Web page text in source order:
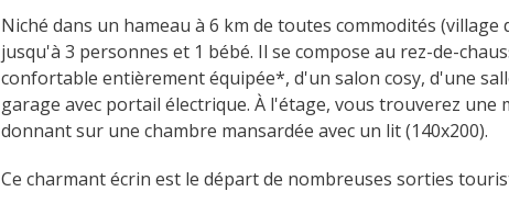
Niché dans un hameau à 6 km de toutes commodités (village
jusqu'à 3 personnes et 1 bébé. Il se compose au rez-de-
confortable entièrement équipée*, d'un salon cosy, d'une
garage avec portail électrique. À l'étage, vous trouverez une
donnant sur une chambre mansardée avec un lit (140x200).
Ce charmant écrin est le départ de nombreuses sorties